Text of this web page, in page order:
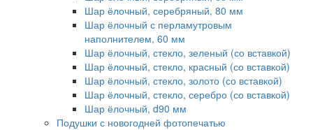
Шар ёлочный, серебряный, 80 мм
Шар ёлочный с перламутровым
наполнителем, 60 мм
Шар ёлочный, стекло, зеленый (со вставкой)
Шар ёлочный, стекло, красный (со вставкой)
Шар ёлочный, стекло, золото (со вставкой)
Шар ёлочный, стекло, серебро (со вставкой)
Шар ёлочный, d90 мм
Подушки с новогодней фотопечатью